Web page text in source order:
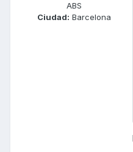
ABS
Ciudad: Barcelona